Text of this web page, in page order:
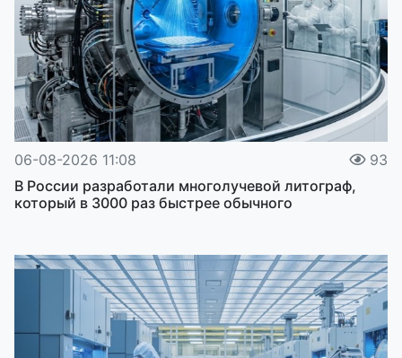
06-08-2026 11:08
93
В России разработали многолучевой литограф,
который в 3000 раз быстрее обычного